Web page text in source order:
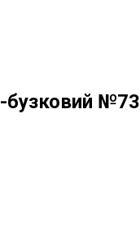
бузковий №73